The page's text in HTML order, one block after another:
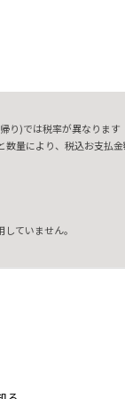
)では税率が異なります
量により、税込お支払
ていません。